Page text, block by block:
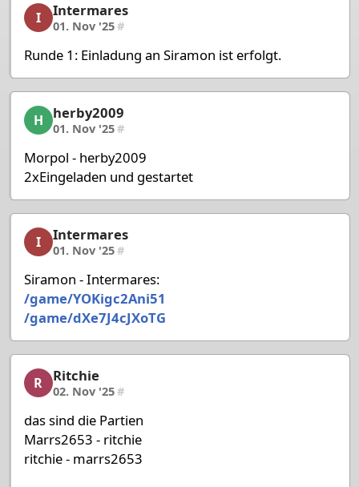
Intermares, 4/53, 01. Nov '25
I Intermares
01. Nov '25#
Runde 1: Einladung an Siramon ist erfolgt.
herby2009, 5/53, 01. Nov '25
H herby2009
01. Nov '25#
Morpol - herby2009
2xEingeladen und gestartet
Intermares, 6/53, 01. Nov '25
I Intermares
01. Nov '25#
Siramon - Intermares:
/game/YOKigc2Ani51
/game/dXe7J4cJXoTG
Ritchie, 7/53, 02. Nov '25
R Ritchie
02. Nov '25#
das sind die Partien
Marrs2653 - ritchie
ritchie - marrs2653